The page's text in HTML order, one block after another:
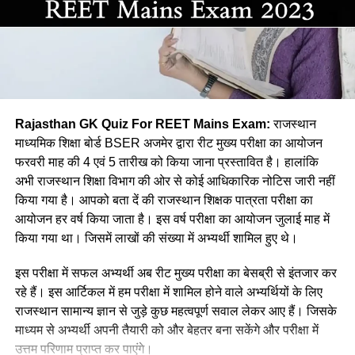
(b) भाषा का व्यवहारिक होना
Ans :- ©
Q. कौनसी विधि सबसे प्राथमिक भाषा उपागम
कहलाती है?
(a) अनुकरण विधि
(b)व्यतिरेकी विधि
(c) व्याकरण अनुवाद विधि
(d) ध्वन्यात्मक विधि
Ans:- (a)
Q. बम नृत्य किस जिले का प्रसिद्ध है?
(a) कोटा
(b) जयपुर
(c) भरतपुर
(d) झालावाड़
Ans:- ©
Q. जयनारायण व्यास को किस नृत्य को प्रकाश में लाने का श्रेय दिया जाता
है?
(a) डांग नृत्य
Rajasthan GK Quiz For REET Mains Exam: राजस्थान
माध्यमिक शिक्षा बोर्ड BSER अजमेर द्वारा रीट मुख्य परीक्षा का आयोजन
फरवरी माह की 4 एवं 5 तारीख को किया जाना प्रस्तावित है। हालांकि
अभी राजस्थान शिक्षा विभाग की ओर से कोई आधिकारिक नोटिस जारी नहीं
किया गया है। आपको बता दें की राजस्थान शिक्षक पात्रता परीक्षा का
आयोजन हर वर्ष किया जाता है। इस वर्ष परीक्षा का आयोजन जुलाई माह में
किया गया था। जिसमें लाखों की संख्या में अभ्यर्थी शामिल हुए थे।
इस परीक्षा में सफल अभ्यर्थी अब रीट मुख्य परीक्षा का बेसब्री से इंतजार कर
रहे हैं। इस आर्टिकल में हम परीक्षा में शामिल होने वाले अभ्यर्थियों के लिए
राजस्थान सामान्य ज्ञान से जुड़े कुछ महत्वपूर्ण सवाल लेकर आए हैं। जिसके
माध्यम से अभ्यर्थी अपनी तैयारी को और बेहतर बना सकेंगे और परीक्षा में
उत्तम परिणाम प्राप्त कर पाएंगे।